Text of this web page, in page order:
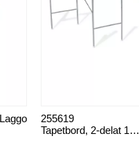
Laggo
Tapetbord, 2-delat 105 cm
255619